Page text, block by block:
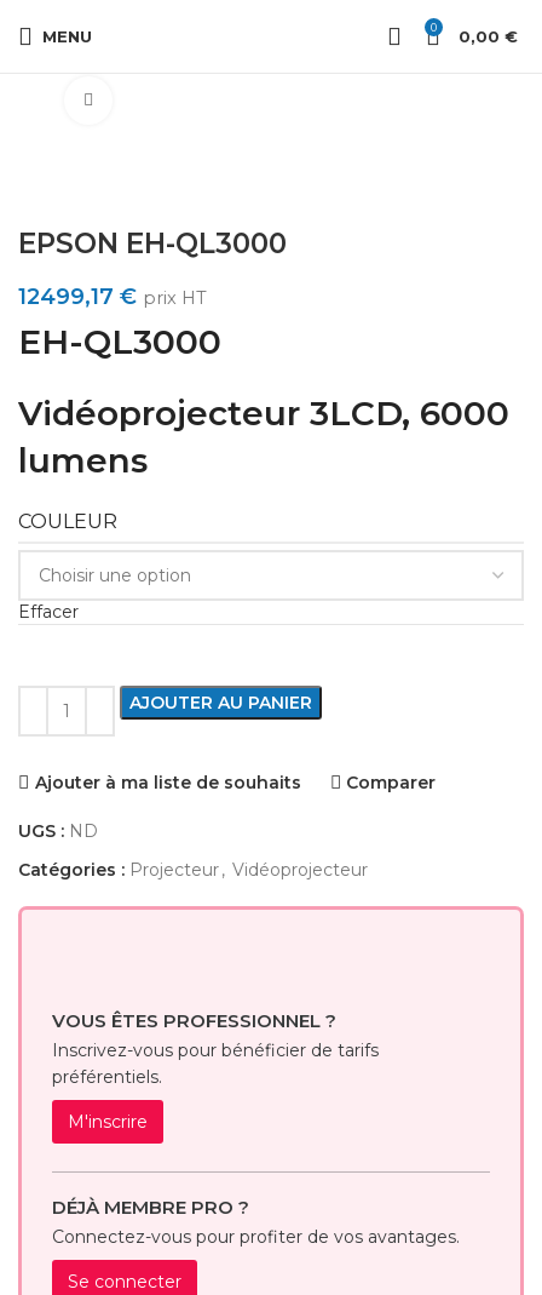
MENU 0 0,00 €
EPSON EH-QL3000
12499,17 € prix HT
EH-QL3000
Vidéoprojecteur 3LCD, 6000
lumens
COULEUR
Effacer
AJOUTER AU PANIER
Ajouter à ma liste de souhaits Comparer
UGS : ND
Catégories : Projecteur, Vidéoprojecteur
VOUS ÊTES PROFESSIONNEL ?
Inscrivez-vous pour bénéficier de tarifs
préférentiels.
M'inscrire
DÉJÀ MEMBRE PRO ?
Connectez-vous pour profiter de vos avantages.
Se connecter